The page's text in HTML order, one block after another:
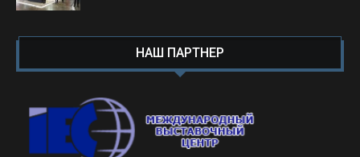
НАШ ПАРТНЕР